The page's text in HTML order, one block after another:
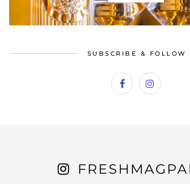
SUBSCRIBE & FOLLOW